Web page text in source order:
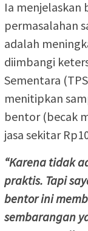
Ia menjelaskan
permasalahan
adalah
diimbangi
Sementara
menitipkan
bentor (becak
jasa sekitar
“Karena tidak
praktis. Tapi
bentor ini
sembarangan